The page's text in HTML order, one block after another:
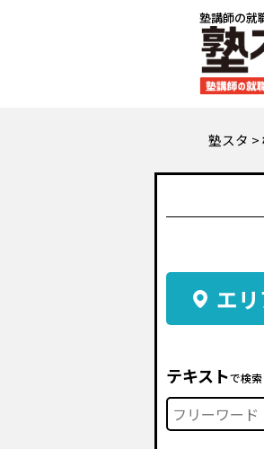
塾講師の就
塾スタ >
エ
テキストで検索